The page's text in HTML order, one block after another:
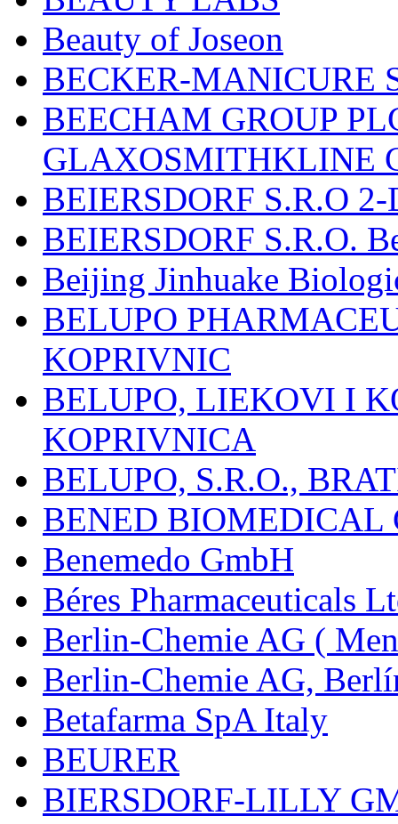
Beauty of Joseon
BECKER-MANICURE
BEECHAM GROUP
GLAXOSMITHKLINE
BEIERSDORF S.R.O
BEIERSDORF S.R.O.
Beijing Jinhuake
BELUPO
KOPRIVNIC
BELUPO, LIEKOVI I
KOPRIVNICA
BELUPO, S.R.O.,
BENED BIOMEDICAL
Benemedo GmbH
Béres Pharmaceuticals
Berlin-Chemie AG (
Berlin-Chemie AG,
Betafarma SpA Italy
BEURER
BIERSDORF-LILLY